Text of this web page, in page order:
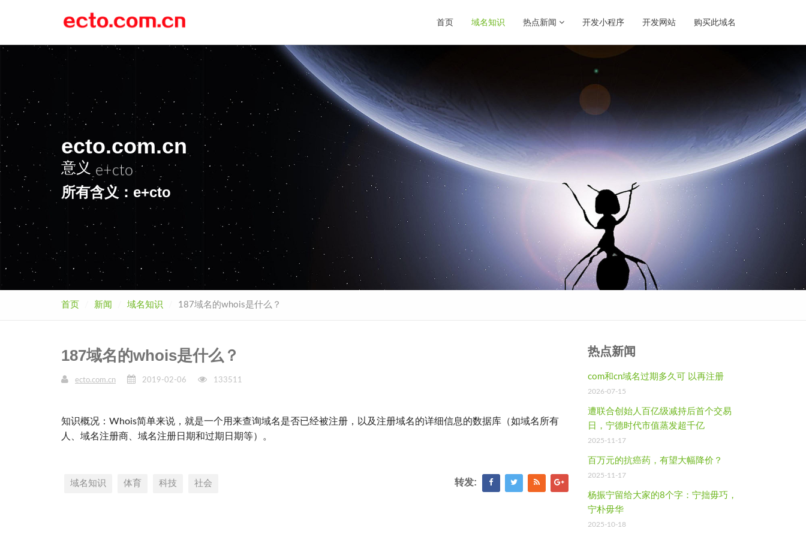
首页 域名知识 热点新闻 开发小程序 开发网站 购买此域名
ecto.com.cn
意义 e+cto
所有含义：e+cto
首页 新闻 域名知识 187域名的whois是什么？
187域名的whois是什么？
ecto.com.cn 2019-02-06 133511
知识概况：Whois简单来说，就是一个用来查询域名是否已经被注册，以及注册域名的详细信息的数据库（如域名所有
人、域名注册商、域名注册日期和过期日期等）。
域名知识 体育 科技 社会 转发:
热点新闻
com和cn域名过期多久可 以再注册
2026-07-15
遭联合创始人百亿级减持后首个交易
日，宁德时代市值蒸发超千亿
2025-11-17
百万元的抗癌药，有望大幅降价？
2025-11-17
杨振宁留给大家的8个字：宁拙毋巧，
宁朴毋华
2025-10-18